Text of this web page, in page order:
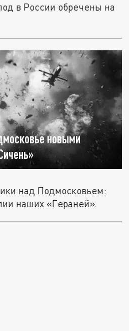
в России обречены на
новыми
над Подмосковьем:
наших «Гераней».